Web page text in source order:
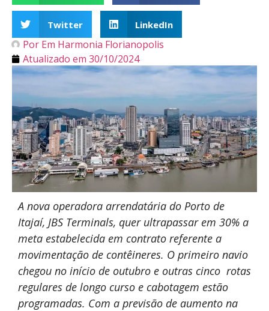
Twitter LinkedIn
Por Em Harmonia Florianopolis
Atualizado em 30/10/2024
A nova operadora arrendatária do Porto de
Itajaí, JBS Terminals, quer ultrapassar em 30% a
meta estabelecida em contrato referente a
movimentação de contêineres. O primeiro navio
chegou no início de outubro e outras cinco rotas
regulares de longo curso e cabotagem estão
programadas. Com a previsão de aumento na